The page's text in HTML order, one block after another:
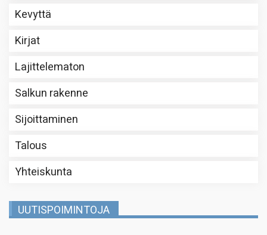
Kevyttä
Kirjat
Lajittelematon
Salkun rakenne
Sijoittaminen
Talous
Yhteiskunta
UUTISPOIMINTOJA